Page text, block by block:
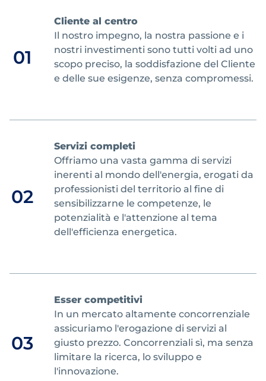
01
Cliente al centro
Il nostro impegno, la nostra passione e i
nostri investimenti sono tutti volti ad uno
scopo preciso, la soddisfazione del Cliente
e delle sue esigenze, senza compromessi.
02
Servizi completi
Offriamo una vasta gamma di servizi
inerenti al mondo dell'energia, erogati da
professionisti del territorio al fine di
sensibilizzarne le competenze, le
potenzialità e l'attenzione al tema
dell'efficienza energetica.
03
Esser competitivi
In un mercato altamente concorrenziale
assicuriamo l'erogazione di servizi al
giusto prezzo. Concorrenziali sì, ma senza
limitare la ricerca, lo sviluppo e
l'innovazione.